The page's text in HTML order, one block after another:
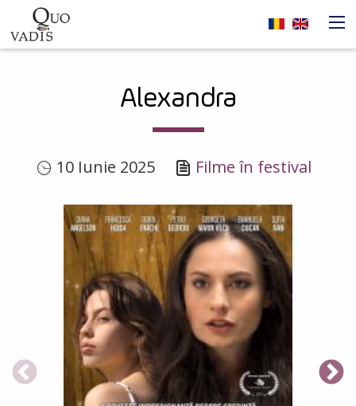
Sari la conținutul principal
Navigare
Alexandra
10 Iunie 2025 Filme în festival